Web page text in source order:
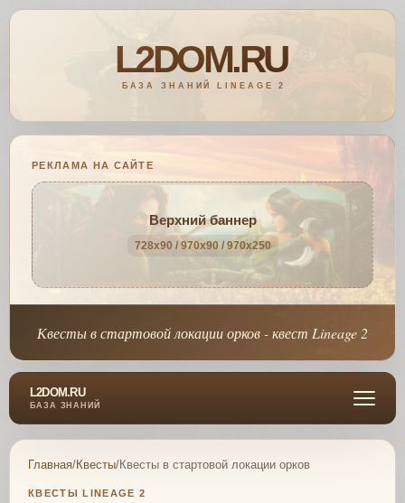
РЕКЛАМА НА САЙТЕ
Верхний баннер
728x90 / 970x90 / 970x250
Квесты в стартовой локации орков - квест Lineage 2
L2DOM.RU
БАЗА ЗНАНИЙ
Главная/Квесты/Квесты в стартовой локации орков
КВЕСТЫ LINEAGE 2